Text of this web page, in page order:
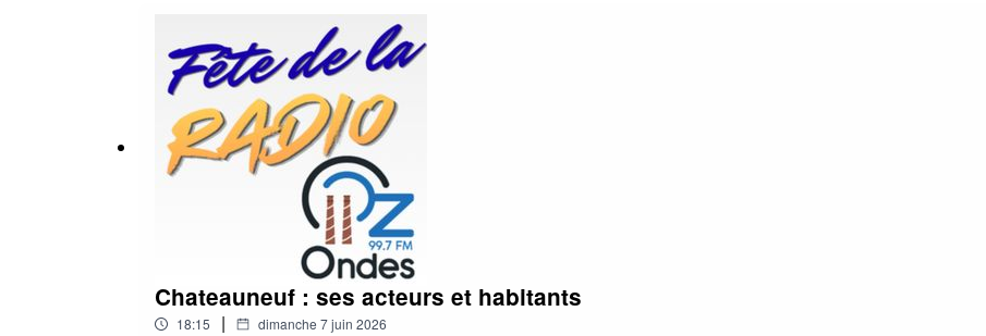
Chateauneuf : ses acteurs et habitants
18:15 | dimanche 7 juin 2026